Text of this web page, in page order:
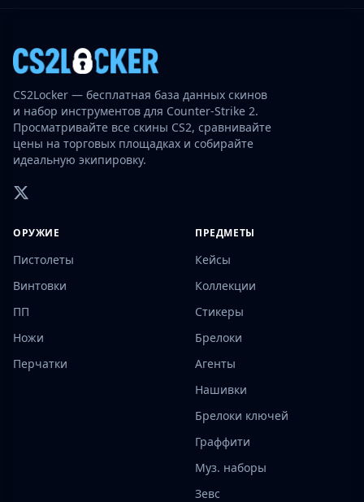
CS2Locker — бесплатная база данных скинов
и набор инструментов для Counter-Strike 2.
Просматривайте все скины CS2, сравнивайте
цены на торговых площадках и собирайте
идеальную экипировку.
ОРУЖИЕ
Пистолеты
Винтовки
ПП
Ножи
Перчатки
ПРЕДМЕТЫ
Кейсы
Коллекции
Стикеры
Брелоки
Агенты
Нашивки
Брелоки ключей
Граффити
Муз. наборы
Зевс